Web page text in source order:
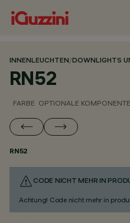
INNENLEUCHTEN/DOWNLIGHTS
RN52
FARBE OPTIONALE
RN52
CODE NICHT MEHR IN
Achtung! Code nicht mehr in